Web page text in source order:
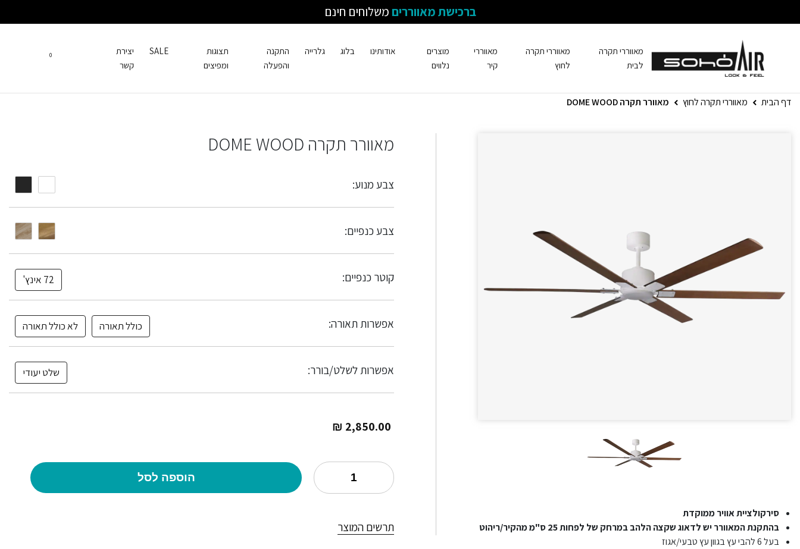
ברכישת מאוורריםמשלוחים חינם
מאווררי תקרה
לבית
מאווררי תקרה
לחוץ
מאווררי
קיר
מוצרים
נלווים
אודותינו בלוג גלרייה
התקנה
והפעלה
תצוגות
ומפיצים
SALE
יצירת
קשר
0
דף הבית מאווררי תקרה לחוץ מאוורר תקרה DOME WOOD
סירקולציית אוויר ממוקדת
בהתקנת המאוורר יש לדאוג שקצה הלהב במרחק של לפחות 25 ס"מ מהקיר/ריהוט
בעל 6 להבי עץ בגוון עץ טבעי/אגוז
מאוורר תקרה DOME WOOD
צבע מנוע:
צבע כנפיים:
קוטר כנפיים: 72 אינץ'
אפשרות תאורה: כולל תאורה לא כולל תאורה
אפשרות לשלט/בורר: שלט יעודי
2,850.00
₪
הוספה לסל
תרשים המוצר